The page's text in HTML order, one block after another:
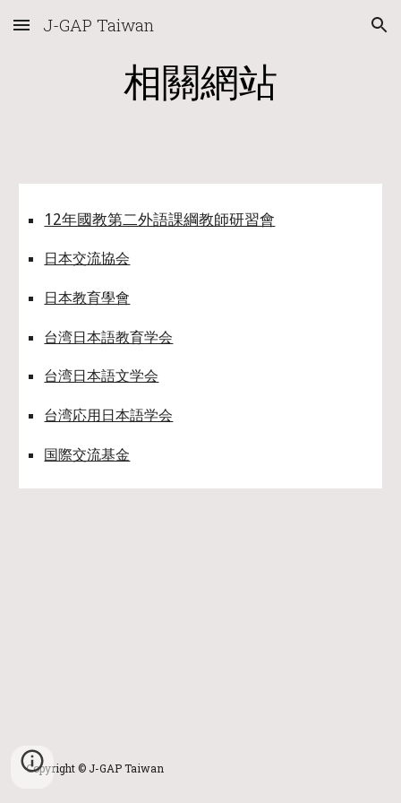
Skip to main content Skip to navigation
J-GAP Taiwan
相關網站
12年國教第二外語課綱教師研習會
日本交流協会
日本教育學會
台湾日本語教育学会
台湾日本語文学会
台湾応用日本語学会
国際交流基金
Copyright © J-GAP Taiwan